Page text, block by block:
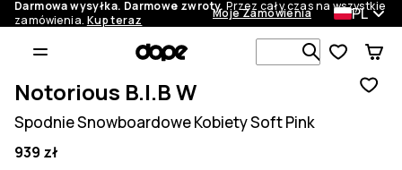
Darmowa wysyłka. Darmowe zwroty. Przez cały czas na wszystkie
zamówienia. Kup teraz Moje Zamówienia PL
Szukaj w 1
Notorious B.I.B W
Spodnie Snowboardowe Kobiety Soft Pink
939 zł